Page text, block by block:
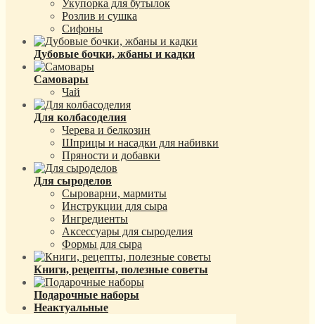
Укупорка для бутылок
Розлив и сушка
Сифоны
Дубовые бочки, жбаны и кадки
Самовары
Чай
Для колбасоделия
Черева и белкозин
Шприцы и насадки для набивки
Пряности и добавки
Для сыроделов
Сыроварни, мармиты
Инструкции для сыра
Ингредиенты
Аксессуары для сыроделия
Формы для сыра
Книги, рецепты, полезные советы
Подарочные наборы
Неактуальные